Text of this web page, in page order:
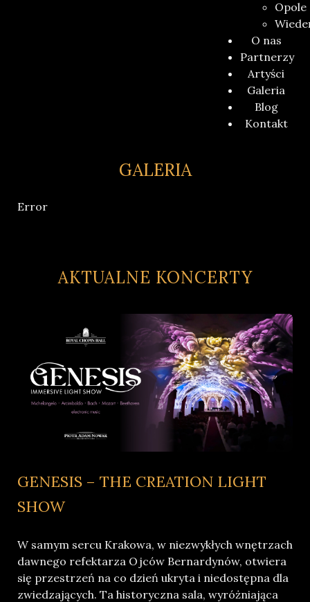
Opole
O nas
Partnerzy
Artyści
Galeria
Blog
Kontakt
GALERIA
Error
AKTUALNE KONCERTY
GENESIS – THE CREATION LIGHT
SHOW
W samym sercu Krakowa, w niezwykłych wnętrzach
dawnego refektarza Ojców Bernardynów, otwiera
się przestrzeń na co dzień ukryta i niedostępna dla
zwiedzających. Ta historyczna sala, wyróżniająca